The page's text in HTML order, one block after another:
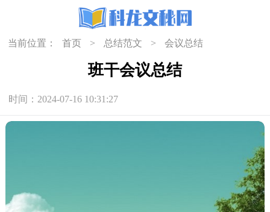
当前位置： 首页 > 总结范文 > 会议总结
班干会议总结
时间：2024-07-16 10:31:27